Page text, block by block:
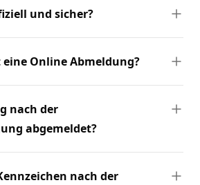
und sicher?
Online Abmeldung?
nach der
abgemeldet?
nach der